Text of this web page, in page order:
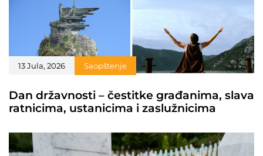
13 Jula, 2026 Saopštenje
Dan državnosti – čestitke građanima, slava
ratnicima, ustanicima i zaslužnicima